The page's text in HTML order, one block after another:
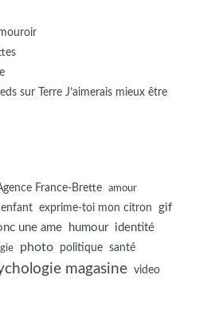
sur Terre J’aimerais mieux être
France-Brette amour
enfant exprime-toi mon citron
gif
une ame
humour identité
photo politique
santé
magasine video